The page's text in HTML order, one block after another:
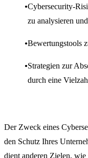
Cybersecurity-
zu analysieren
Bewertungstools
Strategien zur
durch eine
Der Zweck eines
den Schutz Ihres
dient anderen Zielen,